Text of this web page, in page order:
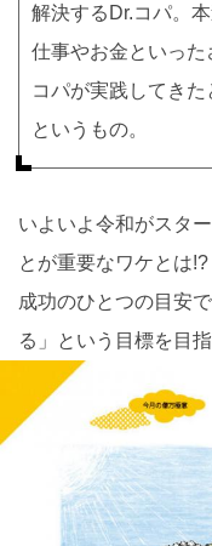
解決するDr.コパ。
仕事やお金といっ
コパが実践してき
というもの。
いよいよ令和がスタ
とが重要なワケとは!?
成功のひとつの目安
る」という目標を目